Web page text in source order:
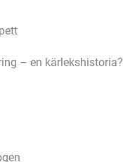
– en kärlekshistoria?